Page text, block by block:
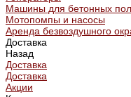
Машины для бетонных
Мотопомпы и насосы
Аренда безвоздушного
Доставка
Назад
Доставка
Доставка
Акции